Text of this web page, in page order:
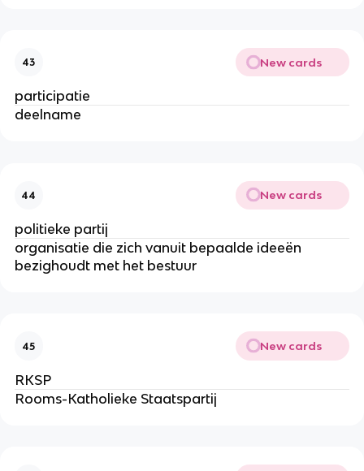
43 New cards
participatie
deelname
44 New cards
politieke partij
organisatie die zich vanuit bepaalde ideeën
bezighoudt met het bestuur
45 New cards
RKSP
Rooms-Katholieke Staatspartij